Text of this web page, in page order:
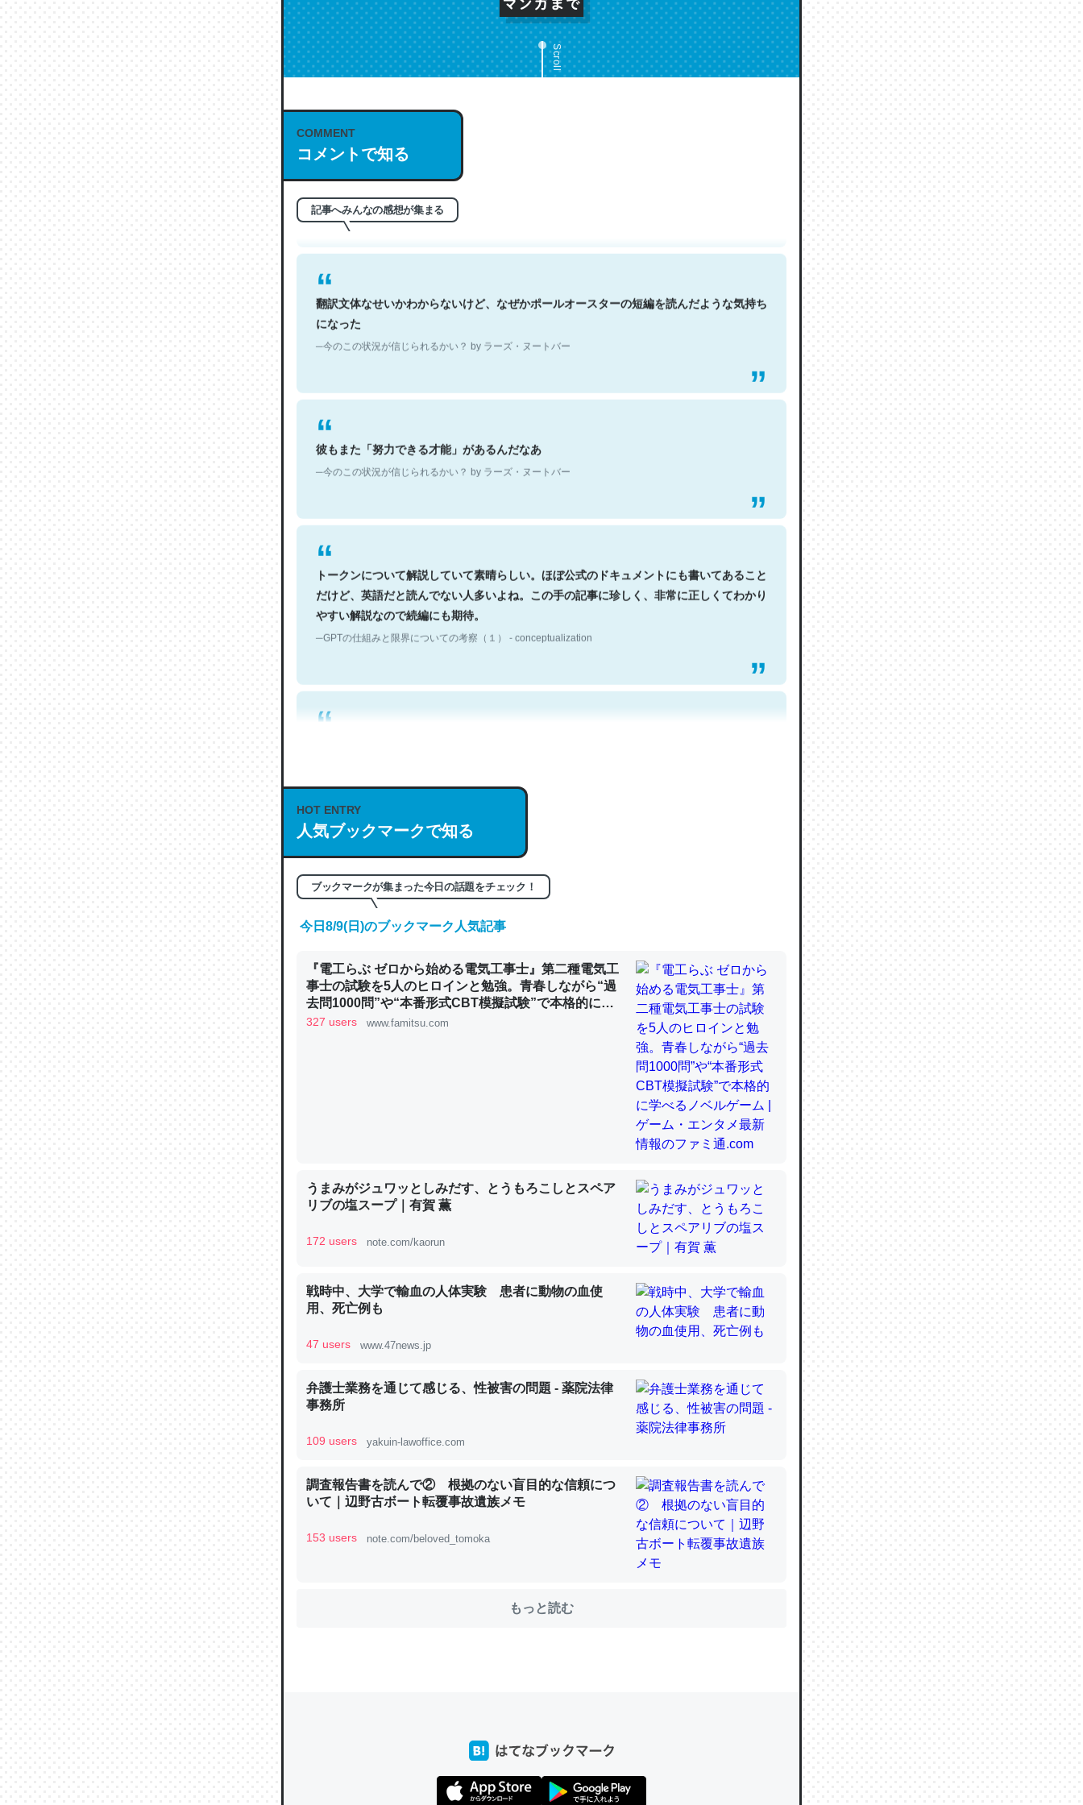
Scroll
COMMENT
コメントで知る
記事へみんなの感想が集まる
これは名文。彼はとてもクレバーなんだろうなと凄く思う。英語少しでも読める人は原文
もお勧め。自分はこの流れ好き。Let’s Fucking Go. Then Covid hit. Shit.
─今のこの状況が信じられるかい？ by ラーズ・ヌートバー
翻訳文体なせいかわからないけど、なぜかポールオースターの短編を読んだような気持ち
になった
─今のこの状況が信じられるかい？ by ラーズ・ヌートバー
彼もまた「努力できる才能」があるんだなあ
─今のこの状況が信じられるかい？ by ラーズ・ヌートバー
トークンについて解説していて素晴らしい。ほぼ公式のドキュメントにも書いてあること
だけど、英語だと読んでない人多いよね。この手の記事に珍しく、非常に正しくてわかり
やすい解説なので続編にも期待。
─GPTの仕組みと限界についての考察（１） - conceptualization
何気にChatGPTの仕組み、特に「トークン」について解説してる記事が少ないので貴重
の伏線」は回収されないけど、短期記憶というには多い分量。進化すればするほど分かり
やすく強くなりそう
─GPTの仕組みと限界についての考察（１） - conceptualization
昆虫ってカルシウム少ないのか。知らんかった。調べたらコオロギのカルシウム分はエビ
─ニュース :: 【研究発表】昆虫学の大問題＝「昆虫はなぜ海にいないのか」に関する新仮説
論文では「淡水はカルシウムも酸素も不足してて両方に不利だから両方が拮抗してるので
は」とあって面白い。海にいる鋏角類（カブトガニ・ウミグモ）はカルシウムを使わずキ
─ニュース :: 【研究発表】昆虫学の大問題＝「昆虫はなぜ海にいないのか」に関する新仮説
これを元に考えるとカルシウムを大量に使う脊椎動物と貝類は苦労してるんだな…。腹足
─ニュース :: 【研究発表】昆虫学の大問題＝「昆虫はなぜ海にいないのか」に関する新仮説
ウチもEchoを実家に置いて４年。でたまに覗いてる。ぼちぼちRingも置こうかと画策
中。あと、Googleマップで位置情報を共有してる。電池残量や充電中かが分かるのでこ
れ見て生きてるなって分かる。
HOT ENTRY
人気ブックマークで知る
ブックマークが集まった今日の話題をチェック！
今日8/9(日)のブックマーク人気記事
『電工らぶ ゼロから始める電気工事士』第二種電気工
事士の試験を5人のヒロインと勉強。青春しながら“過
去問1000問”や“本番形式CBT模擬試験”で本格的に学
べるノベルゲーム | ゲーム・エンタメ最新情報のファミ
327 users www.famitsu.com
うまみがジュワッとしみだす、とうもろこしとスペア
リブの塩スープ｜有賀 薫
172 users note.com/kaorun
戦時中、大学で輸血の人体実験 患者に動物の血使
用、死亡例も
47 users www.47news.jp
弁護士業務を通じて感じる、性被害の問題 - 薬院法律
事務所
109 users yakuin-lawoffice.com
調査報告書を読んで② 根拠のない盲目的な信頼につ
いて｜辺野古ボート転覆事故遺族メモ
153 users note.com/beloved_tomoka
もっと読む